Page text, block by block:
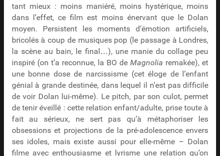
tant mieux : moins maniéré, moins hystérique, moins
dans l’effet, ce film est moins énervant que le Dolan
moyen. Persistent les moments d’émotion artificiels,
bricolés à coup de musiques pop (le passage à Londres,
la scène au bain, le final…), une manie du collage peu
inspiré (on t’a reconnue, la BO deMagnolia remakée), et
une bonne dose de narcissisme (cet éloge de l’enfant
génial à grande destinée, dans lequel il n’est pas difficile
de voir Dolan lui-même). Le pitch, par son culot, permet
de tenir éveillé : cette relation enfant/adulte, prise toute à
fait au sérieux, ne sert pas qu’à métaphoriser les
obsessions et projections de la pré-adolescence envers
ses idoles, mais existe aussi pour elle-même – Dolan
filme avec enthousiasme et lyrisme une relation qu’on